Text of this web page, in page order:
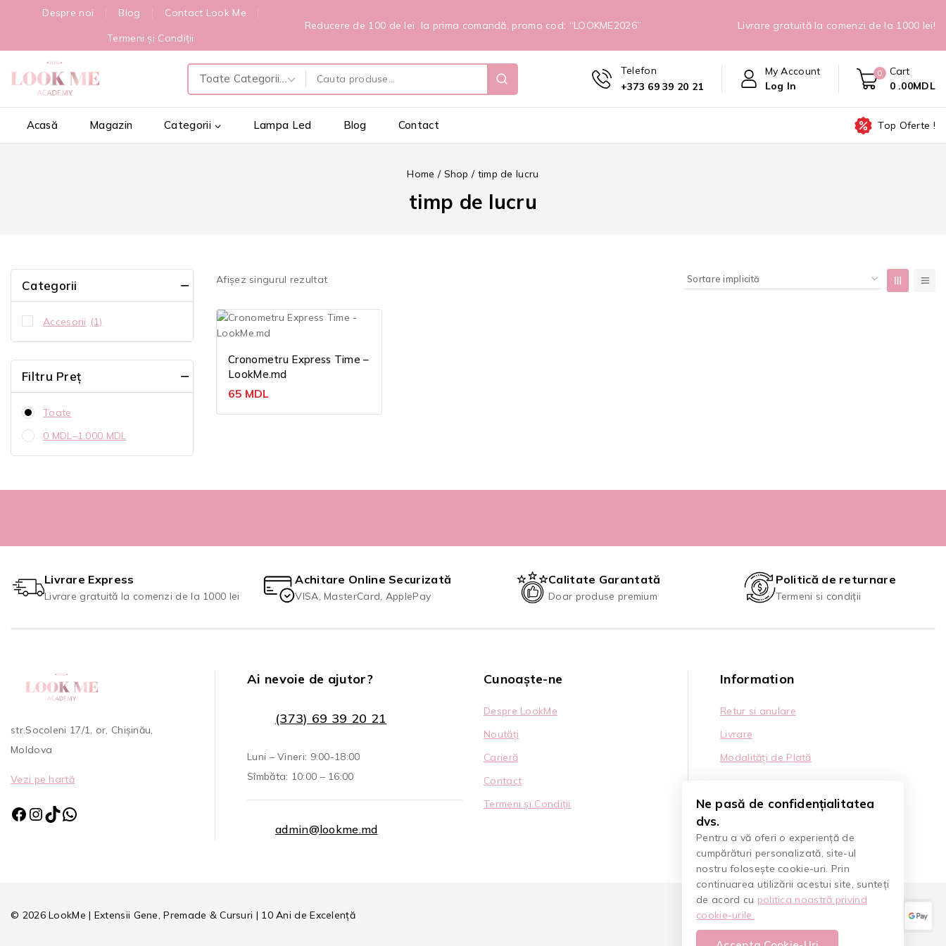
Despre noi Blog
Contact Look Me
Termeni și Condiții
Reducere de 100 de lei la prima comandă, promo cod: “LOOKME2026” Livrare gratuită la comenzi de la 1000 lei!
Telefon
+373 69 39 20 21
My Account
Log In
0
Cart
0 .00MDL
Acasă Magazin Categorii Lampa Led Blog Contact Top Oferte !
Home / Shop / timp de lucru
timp de lucru
Afișez singurul rezultat
Cronometru Express Time –
LookMe.md
65 MDL
Categorii
Accesorii (1)
Filtru Preț
Toate
0 MDL–1.000 MDL
Livrare Express
Livrare gratuită la comenzi de la 1000 lei
Achitare Online Securizată
VISA, MasterCard, ApplePay
Calitate Garantată
Doar produse premium
Politică de returnare
Termeni si condiții
str.Socoleni 17/1, or, Chișinău,
Moldova
Vezi pe hartă
Ai nevoie de ajutor?
(373) 69 39 20 21
Luni – Vineri: 9:00-18:00
Sîmbăta: 10:00 – 16:00
admin@lookme.md
Cunoaște-ne
Despre LookMe
Noutăți
Carieră
Contact
Termeni și Condiții
Information
Retur si anulare
Livrare
Modalități de Plată
© 2026 LookMe | Extensii Gene, Premade & Cursuri | 10 Ani de Excelență
Ne pasă de confidențialitatea
dvs.
Pentru a vă oferi o experiență de
cumpărături personalizată, site-ul
nostru folosește cookie-uri. Prin
continuarea utilizării acestui site, sunteți
de acord cu politica noastră privind
cookie-urile.